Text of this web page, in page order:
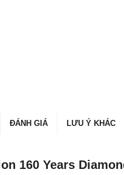
ĐÁNH GIÁ LƯU Ý KHÁC
160 Years